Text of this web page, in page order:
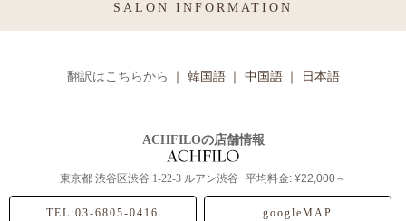
SALON INFORMATION
翻訳はこちらから ｜ 韓国語 ｜ 中国語 ｜ 日本語
ACHFILOの店舗情報
東京都 渋谷区渋谷 1-22-3 ルアン渋谷 平均料金: ¥22,000～
TEL:03-6805-0416 googleMAP